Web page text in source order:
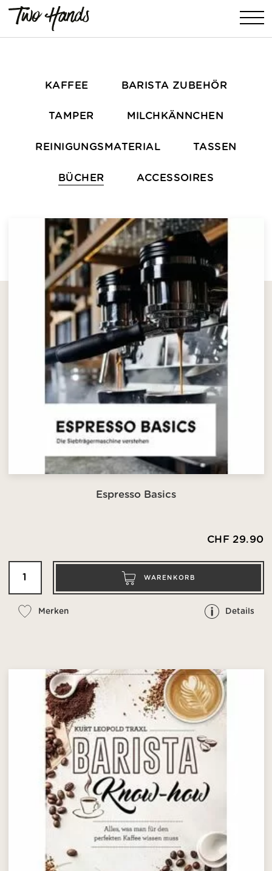
KAFFEE BARISTA ZUBEHÖR
TAMPER MILCHKÄNNCHEN
REINIGUNGSMATERIAL TASSEN
BÜCHER ACCESSOIRES
Espresso Basics
CHF 29.90
WARENKORB
Merken Details